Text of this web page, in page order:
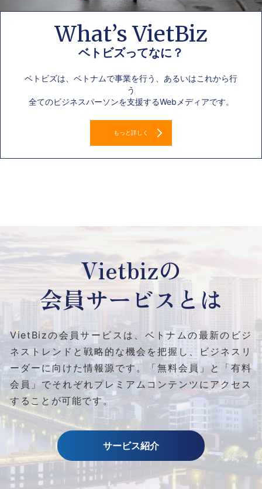
What’s VietBiz
ベトビズってなに？
ベトビズは、ベトナムで事業を行う、あるいはこれから行
う
全てのビジネスパーソンを支援するWebメディアです。
もっと詳しく
Vietbizの
会員サービスとは
VietBizの会員サービスは、ベトナムの最新のビジ
ネストレンドと戦略的な機会を把握し、ビジネスリ
ーダーに向けた情報源です。
「無料会員」と「有料
会員」でそれぞれプレミアムコンテンツにアクセス
することが可能です。
サービス紹介